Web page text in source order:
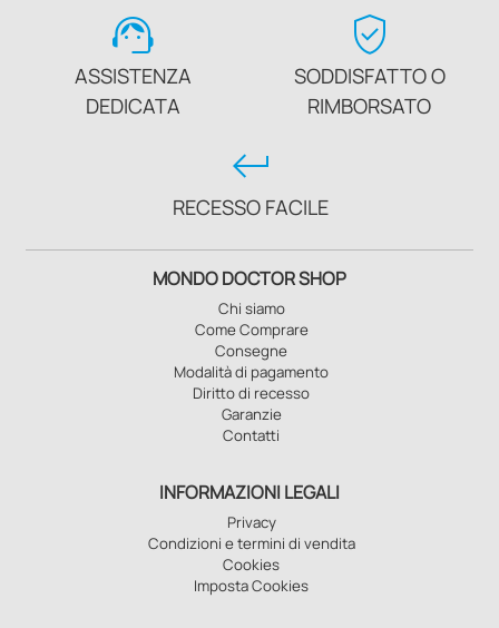
support_agent
ASSISTENZA
DEDICATA
verified_user
SODDISFATTO O
RIMBORSATO
keyboard_return
RECESSO FACILE
MONDO DOCTOR SHOP
Chi siamo
Come Comprare
Consegne
Modalità di pagamento
Diritto di recesso
Garanzie
Contatti
INFORMAZIONI LEGALI
Privacy
Condizioni e termini di vendita
Cookies
Imposta Cookies